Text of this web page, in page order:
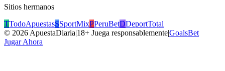
Sitios hermanos
TTodoApuestasSSportMixPPeruBetDDeportTotal
© 2026 ApuestaDiaria|18+ Juega responsablemente|GoalsBet
Jugar Ahora